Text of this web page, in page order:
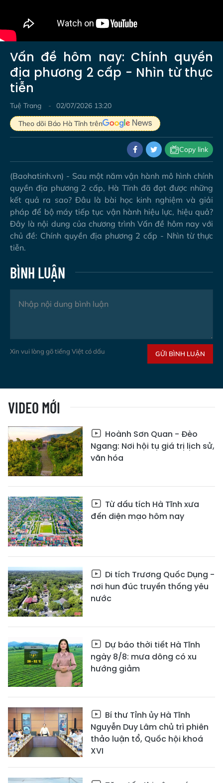
Vấn đề hôm nay: Chính quyền
địa phương 2 cấp - Nhìn từ thực
tiễn
Tuệ Trang
02/07/2026 13:20
Theo dõi Báo Hà Tĩnh trên
Copy link
(Baohatinh.vn) - Sau một năm vận hành mô hình chính
quyền địa phương 2 cấp, Hà Tĩnh đã đạt được những
kết quả ra sao? Đâu là bài học kinh nghiệm và giải
pháp để bộ máy tiếp tục vận hành hiệu lực, hiệu quả?
Đây là nội dung của chương trình Vấn đề hôm nay với
chủ đề: Chính quyền địa phương 2 cấp - Nhìn từ thực
tiễn.
BÌNH LUẬN
Xin vui lòng gõ tiếng Việt có dấu GỬI BÌNH LUẬN
VIDEO MỚI
Hoành Sơn Quan - Đèo
Ngang: Nơi hội tụ giá trị lịch sử,
văn hóa
Từ dấu tích Hà Tĩnh xưa
đến diện mạo hôm nay
Di tích Trương Quốc Dụng -
nơi hun đúc truyền thống yêu
nước
Dự báo thời tiết Hà Tĩnh
ngày 8/8: mưa dông có xu
hướng giảm
Bí thư Tỉnh ủy Hà Tĩnh
Nguyễn Duy Lâm chủ trì phiên
thảo luận tổ, Quốc hội khoá
XVI